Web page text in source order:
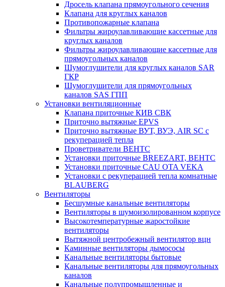
Дросель клапана прямоугольного сечения
Клапана для круглых каналов
Противопожарные клапана
Фильтры жироулавливающие кассетные для
круглых каналов
Фильтры жироулавливающие кассетные для
прямоугольных каналов
Шумоглушители для круглых каналов SAR
ГКР
Шумоглушители для прямоугольных
каналов SAS ГПП
Установки вентиляционные
Клапана приточные КИВ СВК
Приточно вытяжные EPVS
Приточно вытяжные ВУТ, ВУЭ, AIR SC с
рекуперацией тепла
Проветриватели ВЕНТС
Установки приточные BREEZART, ВЕНТС
Установки приточные CAU OTA VEKA
Установки с рекуперацией тепла комнатные
BLAUBERG
Вентиляторы
Бесшумные канальные вентиляторы
Вентиляторы в шумоизолированном корпусе
Высокотемпературные жаростойкие
вентиляторы
Вытяжной центробежный вентилятор вцн
Каминные вентиляторы дымососы
Канальные вентиляторы бытовые
Канальные вентиляторы для прямоугольных
каналов
Канальные полупромышленные и